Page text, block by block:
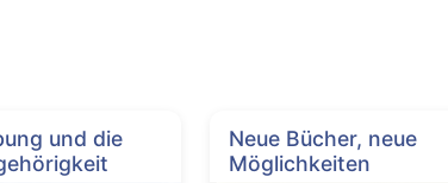
und die
Neue Bücher, neue
Möglichkeiten